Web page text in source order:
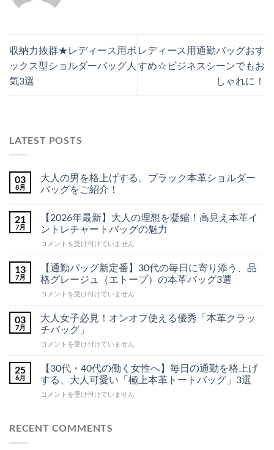
収納力抜群★レディース用ボ
ックス型ショルダーバッグ人
気3選
レディース用通勤バッグおす
すめ☆ビジネスシーンでもお
しゃれに！
LATEST POSTS
03
8月
大人の男を格上げする。ブラック本革ショルダー
バッグをご紹介！
男
を
格
上
る。
ブ
ッ
本
革
シ
ョ
ル
ッ
グ
を
へ
の
ト
は
ま
ま
せ
21
7月
【2026年最新】大人の理想を凝縮！高見え本革イ
ントレチャートバッグの魅力
【2026
新】
大
人
理
想
を
凝
見
本
ン
コメントを受け付けていません
13
7月
【通勤バッグ新定番】30代の毎日に寄り添う、品
格グレージュ（エトープ）の本革バッグ3選
【通
バ
ッ
グ
新
番】
30
代
の
に
コメントを受け付けていません
03
7月
大人女子必見！オンオフ使える優秀「本革クラッ
チバッグ」
大
子
必
見！
オ
コメントを受け付けていません
25
6月
【30代・40代の働く女性へ】毎日の通勤を格上げ
する、大人可愛い「極上本革トートバッグ」3選
【30
代
コメントを受け付けていません
RECENT COMMENTS